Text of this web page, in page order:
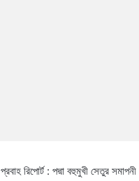
প্রবাহ রিপোর্ট : পদ্মা বহুমুখী সেতুর